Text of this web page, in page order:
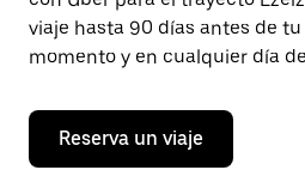
Presiona
la
tecla Esc
para
el
calendario.
viaje hasta 90 días antes de
momento y en cualquier día
Reserva un viaje